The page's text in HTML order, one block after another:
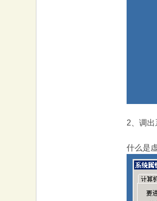
2、调
什么是